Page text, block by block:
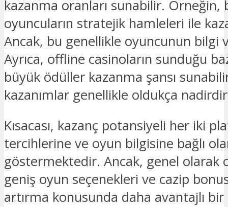
kazanma oranları sunabilir. Örneğin,
oyuncuların stratejik hamleleri ile
Ancak, bu genellikle oyuncunun bilgi
Ayrıca, offline casinoların sunduğu
büyük ödüller kazanma şansı
kazanımlar genellikle oldukça
Kısacası, kazanç potansiyeli her iki
tercihlerine ve oyun bilgisine bağlı
göstermektedir. Ancak, genel olarak
geniş oyun seçenekleri ve cazip
artırma konusunda daha avantajlı